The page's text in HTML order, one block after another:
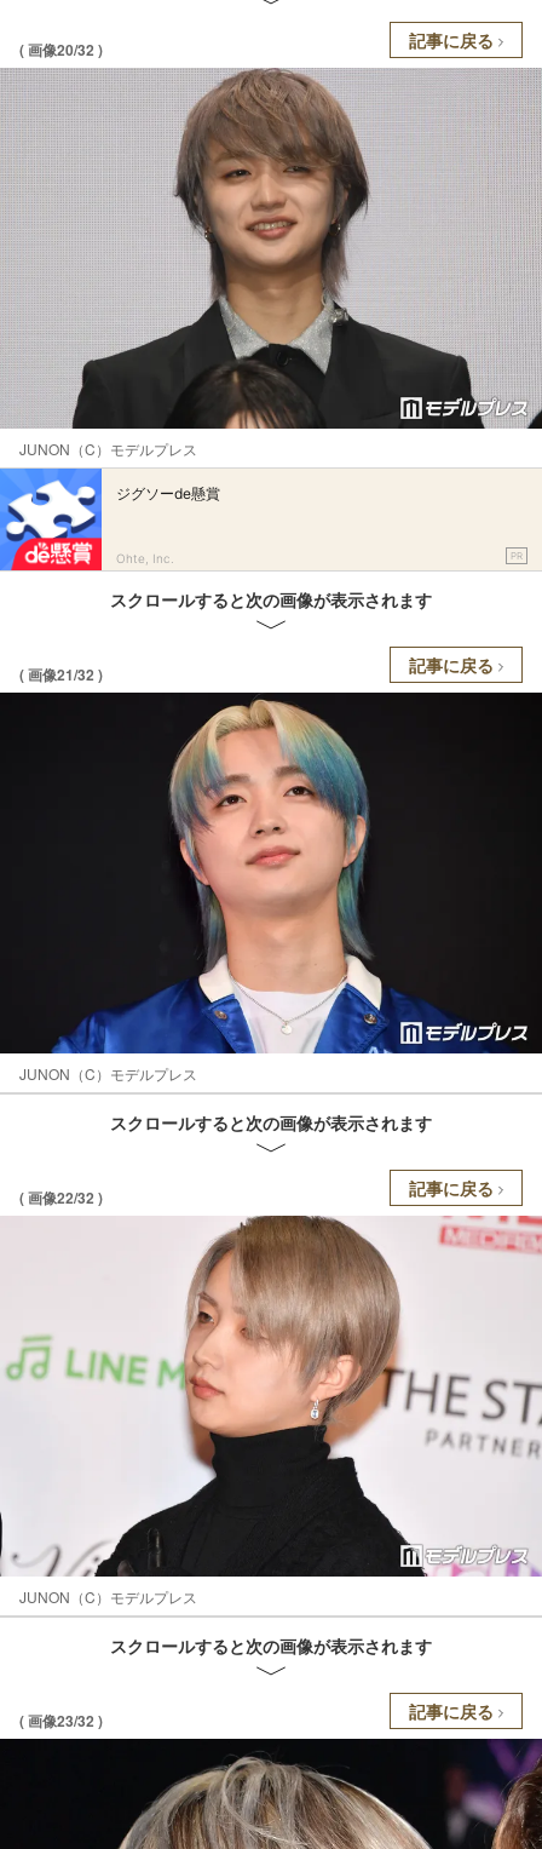
( 画像20/32 ) 記事に戻る
JUNON（C）モデルプレス
ジグソーde懸賞
Ohte, Inc. PR
スクロールすると次の画像が表示されます
( 画像21/32 ) 記事に戻る
JUNON（C）モデルプレス
スクロールすると次の画像が表示されます
( 画像22/32 ) 記事に戻る
JUNON（C）モデルプレス
スクロールすると次の画像が表示されます
( 画像23/32 ) 記事に戻る